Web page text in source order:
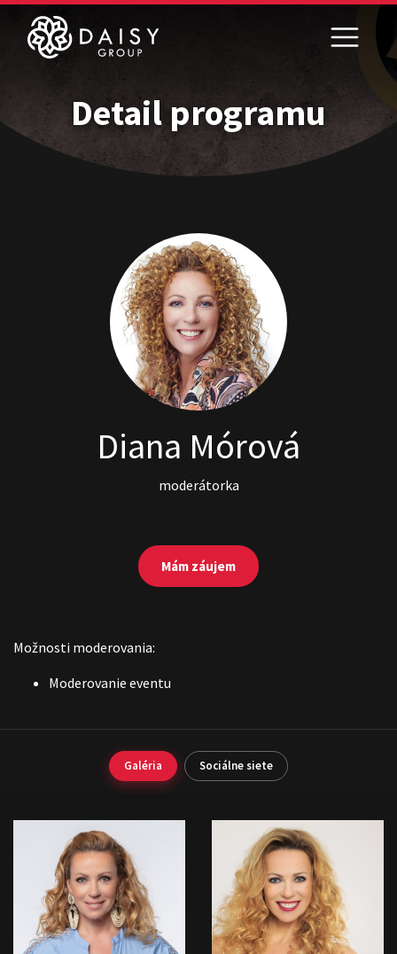
Detail programu
Diana Mórová
moderátorka
Mám záujem
Možnosti moderovania:
Moderovanie eventu
Galéria Sociálne siete